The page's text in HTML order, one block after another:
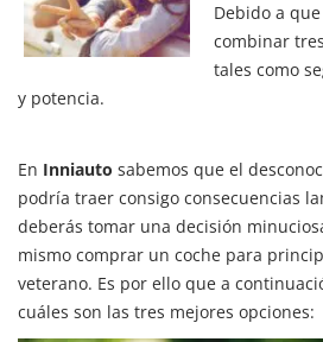
Debido a
combinar
tales como
y potencia.
En Inniauto sabemos que el
podría traer consigo consecuencias
deberás tomar una decisión
mismo comprar un coche para
veterano. Es por ello que a
cuáles son las tres mejores opciones: